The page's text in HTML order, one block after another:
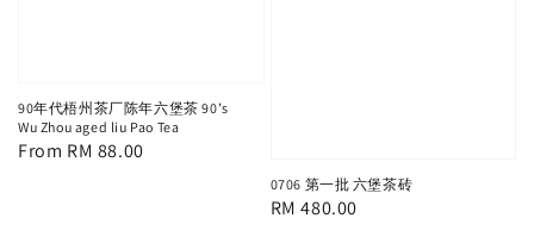
90年代梧州茶厂陈年六堡茶 90’s
Wu Zhou aged liu Pao Tea
Regular
From RM 88.00
0706 第一批 六堡茶砖
Regular
RM 480.00